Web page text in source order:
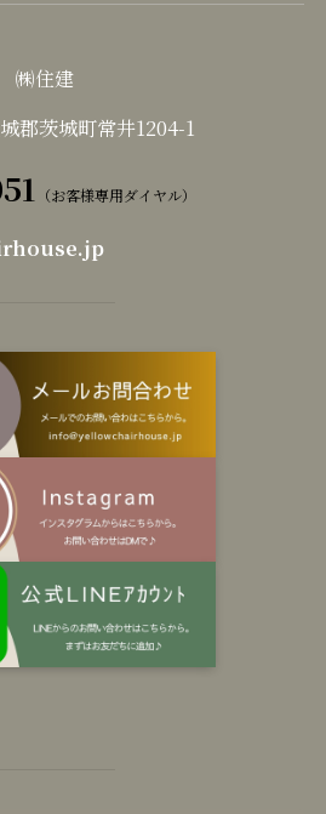
ス ㈱住建
郡茨城町常井1204-1
（お客様専用ダイヤル）